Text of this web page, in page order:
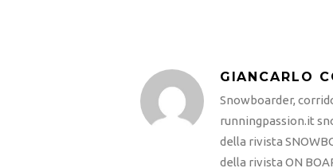
GIANCARLO
Snowboarder,
runningpassion.it
della rivista
della rivista ON